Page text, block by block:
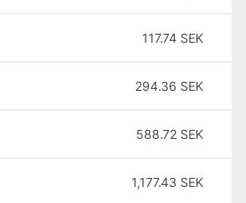
117.74 SEK
294.36 SEK
588.72 SEK
1,177.43 SEK